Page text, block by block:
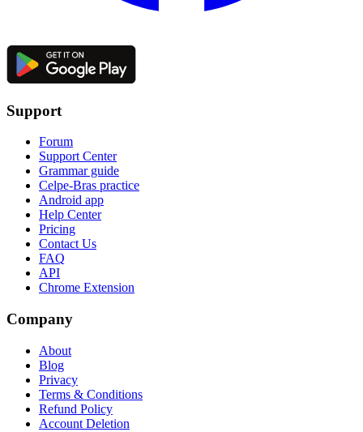
Support
Forum
Support Center
Grammar guide
Celpe-Bras practice
Android app
Help Center
Pricing
Contact Us
FAQ
API
Chrome Extension
Company
About
Blog
Privacy
Terms & Conditions
Refund Policy
Account Deletion